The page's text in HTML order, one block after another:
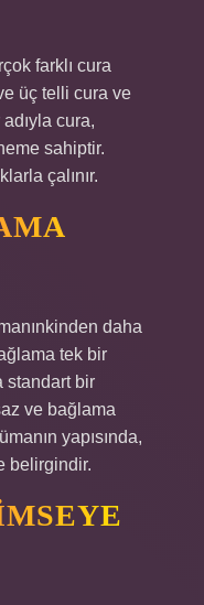
farklı cura
üç telli cura ve
cura,
sahiptir.
çalınır.
daha
tek bir
standart bir
ve bağlama
yapısında,
belirgindir.